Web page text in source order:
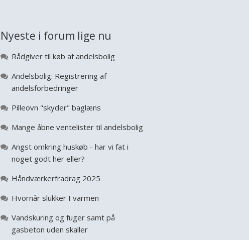
Nyeste i forum lige nu
Rådgiver til køb af andelsbolig
Andelsbolig: Registrering af
andelsforbedringer
Pilleovn "skyder" baglæns
Mange åbne ventelister til andelsbolig
Angst omkring huskøb - har vi fat i
noget godt her eller?
Håndværkerfradrag 2025
Hvornår slukker I varmen
Vandskuring og fuger samt på
gasbeton uden skaller